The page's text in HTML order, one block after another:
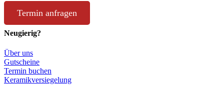
Termin anfragen
Neugierig?
Über uns
Gut­schei­ne
Ter­min buchen
Kera­mik­ver­sie­ge­lung